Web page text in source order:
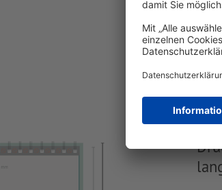
Do,